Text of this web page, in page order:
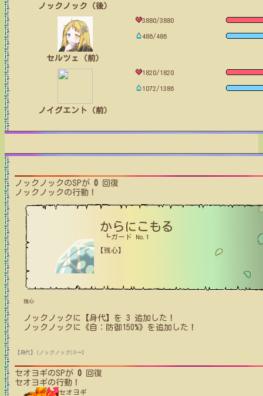
ノックノック（後）
セルツェ（前）
3880/3880
486/486
ノイグエント（前）
1820/1820
1072/1386
ノックノック のSPが 0 回復
ノックノック の行動！
からにこもる
┗ガード No.1
【残心】
残心
ノックノック に【身代】を 3 追加した！
ノックノック に 《自：防御150%》 を追加した！
【身代】(ノックノック)3→2
セオヨギのSPが 0 回復
セオヨギの行動！
セオヨギ